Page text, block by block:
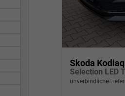
Skoda Kodiaq
Selection LED
unverbindliche